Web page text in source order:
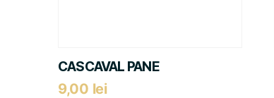
CASCAVAL PANE
9,00 lei